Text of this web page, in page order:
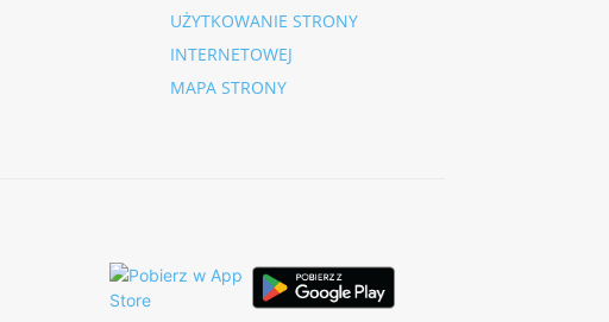
UŻYTKOWANIE STRONY
INTERNETOWEJ
MAPA STRONY